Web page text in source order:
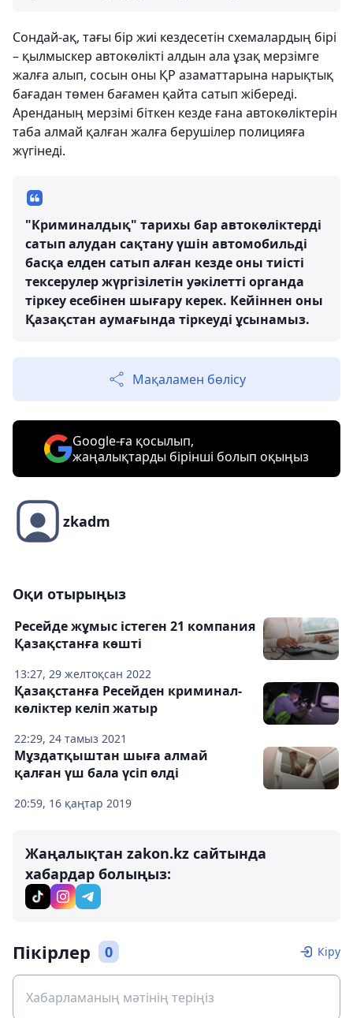
Сондай-ақ, тағы бір жиі кездесетін схемалардың бірі
– қылмыскер автокөлікті алдын ала ұзақ мерзімге
жалға алып, сосын оны ҚР азаматтарына нарықтық
бағадан төмен бағамен қайта сатып жібереді.
Аренданың мерзімі біткен кезде ғана автокөліктерін
таба алмай қалған жалға берушілер полицияға
жүгінеді.
"Криминалдық" тарихы бар автокөліктерді
сатып алудан сақтану үшін автомобильді
басқа елден сатып алған кезде оны тиісті
тексерулер жүргізілетін уәкілетті органда
тіркеу есебінен шығару керек. Кейіннен оны
Қазақстан аумағында тіркеуді ұсынамыз.
Мақаламен бөлісу
Google-ға қосылып,
жаңалықтарды бірінші болып оқыңыз
zkadm
Оқи отырыңыз
13:27, 29 желтоқсан 2022
Ресейде жұмыс істеген 21 компания
Қазақстанға көшті
22:29, 24 тамыз 2021
Қазақстанға Ресейден криминал-
көліктер келіп жатыр
20:59, 16 қаңтар 2019
Мұздатқыштан шыға алмай
қалған үш бала үсіп өлді
Жаңалықтан zakon.kz сайтында
хабардар болыңыз:
Пікірлер 0 Кіру